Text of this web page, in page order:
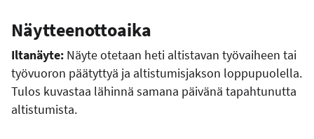
Näytteenottoaika
Iltanäyte: Näyte otetaan heti altistavan työvaiheen tai
työvuoron päätyttyä ja altistumisjakson loppupuolella.
Tulos kuvastaa lähinnä samana päivänä tapahtunutta
altistumista.